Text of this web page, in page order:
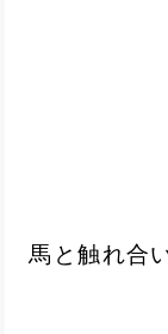
馬と触れ合